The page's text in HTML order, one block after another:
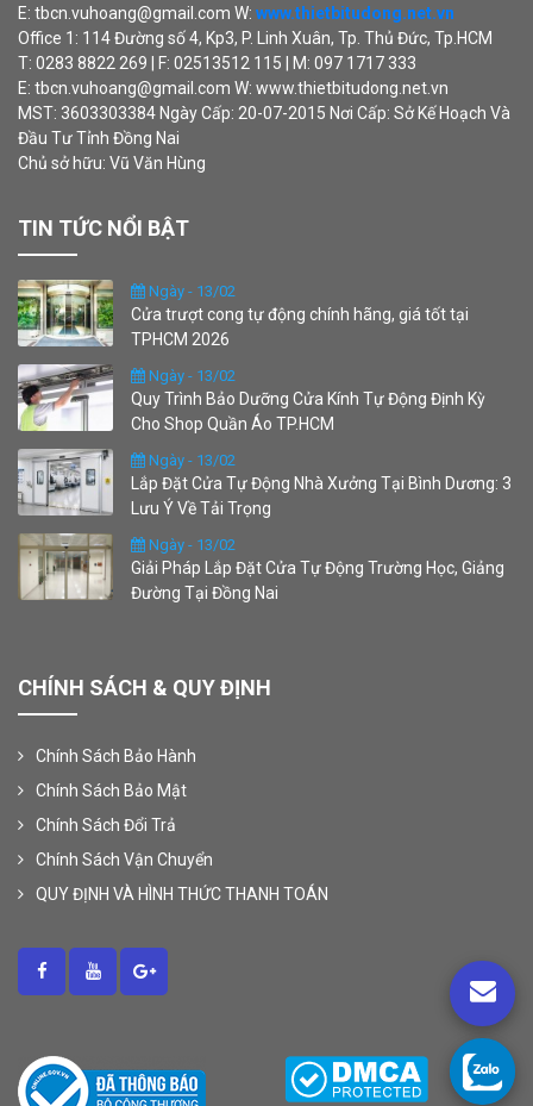
E: tbcn.vuhoang@gmail.com W: www.thietbitudong.net.vn
Office 1: 114 Đường số 4, Kp3, P. Linh Xuân, Tp. Thủ Đức, Tp.HCM
T: 0283 8822 269 | F: 02513512 115 | M: 097 1717 333
E: tbcn.vuhoang@gmail.com W: www.thietbitudong.net.vn
MST: 3603303384 Ngày Cấp: 20-07-2015 Nơi Cấp: Sở Kế Hoạch Và
Đầu Tư Tỉnh Đồng Nai
Chủ sở hữu: Vũ Văn Hùng
TIN TỨC NỔI BẬT
Ngày - 13/02
Cửa trượt cong tự động chính hãng, giá tốt tại
TPHCM 2026
Ngày - 13/02
Quy Trình Bảo Dưỡng Cửa Kính Tự Động Định Kỳ
Cho Shop Quần Áo TP.HCM
Ngày - 13/02
Lắp Đặt Cửa Tự Động Nhà Xưởng Tại Bình Dương: 3
Lưu Ý Về Tải Trọng
Ngày - 13/02
Giải Pháp Lắp Đặt Cửa Tự Động Trường Học, Giảng
Đường Tại Đồng Nai
CHÍNH SÁCH & QUY ĐỊNH
Chính Sách Bảo Hành
Chính Sách Bảo Mật
Chính Sách Đổi Trả
Chính Sách Vận Chuyển
QUY ĐỊNH VÀ HÌNH THỨC THANH TOÁN